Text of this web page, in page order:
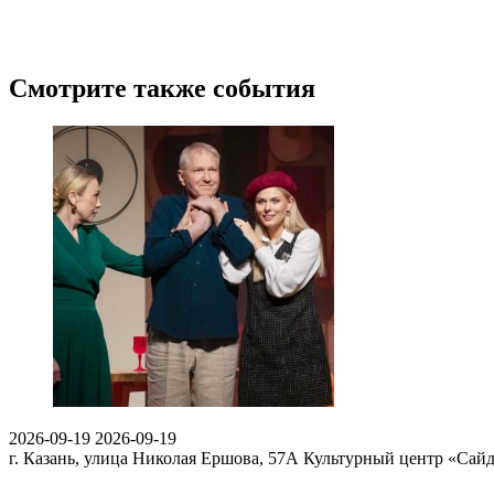
Смотрите также события
2026-09-19 2026-09-19
г. Казань, улица Николая Ершова, 57А Культурный центр